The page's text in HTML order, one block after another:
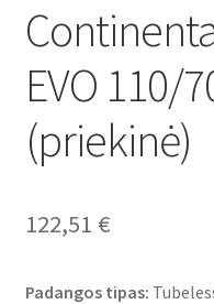
EVO 110/
(priekinė)
122,51 €
Padangos tipas: